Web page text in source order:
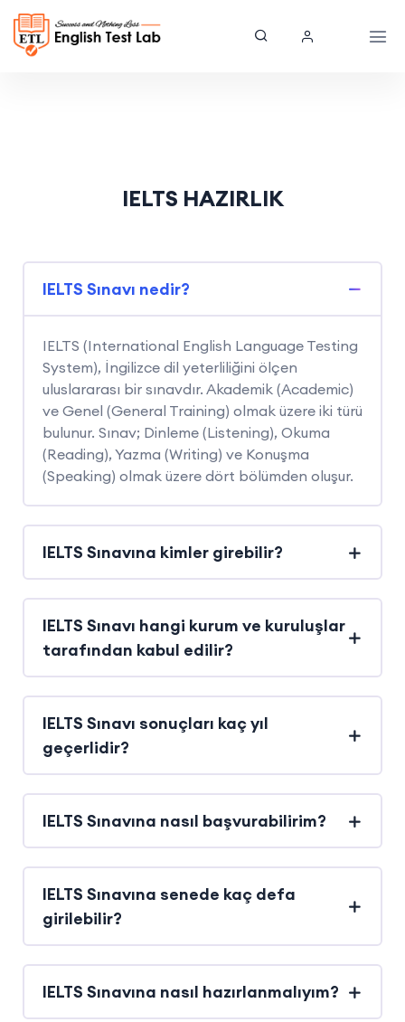
IELTS HAZIRLIK
IELTS Sınavı nedir?
IELTS (International English Language Testing
System), İngilizce dil yeterliliğini ölçen
uluslararası bir sınavdır. Akademik (Academic)
ve Genel (General Training) olmak üzere iki türü
bulunur. Sınav; Dinleme (Listening), Okuma
(Reading), Yazma (Writing) ve Konuşma
(Speaking) olmak üzere dört bölümden oluşur.
IELTS Sınavına kimler girebilir?
IELTS Sınavı hangi kurum ve kuruluşlar
tarafından kabul edilir?
IELTS Sınavı sonuçları kaç yıl
geçerlidir?
IELTS Sınavına nasıl başvurabilirim?
IELTS Sınavına senede kaç defa
girilebilir?
IELTS Sınavına nasıl hazırlanmalıyım?